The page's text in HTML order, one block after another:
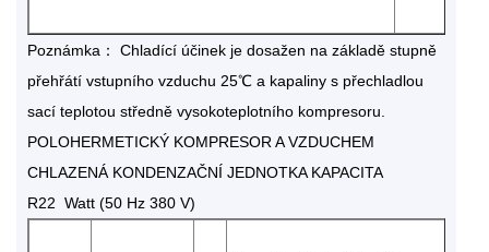
Poznámka： Chladící účinek je dosažen na základě stupně
přehřátí vstupního vzduchu 25℃ a kapaliny s přechladlou
sací teplotou středně vysokoteplotního kompresoru.
POLOHERMETICKÝ KOMPRESOR A VZDUCHEM
CHLAZENÁ KONDENZAČNÍ JEDNOTKA KAPACITA
R22 Watt (50 Hz 380 V)